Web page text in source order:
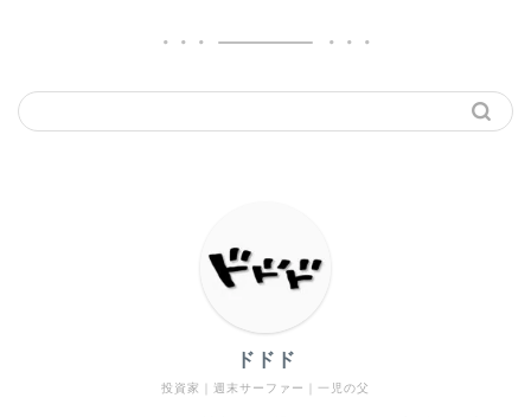
投資家｜週末サーファー｜一児の父
ドドド